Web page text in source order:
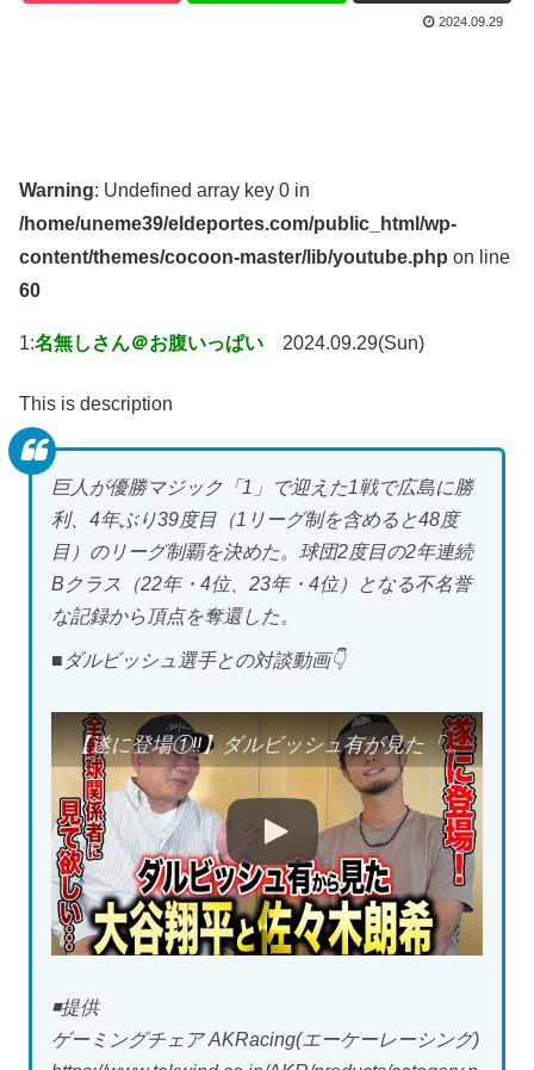
2024.09.29
Warning: Undefined array key 0 in
/home/uneme39/eldeportes.com/public_html/wp-
content/themes/cocoon-master/lib/youtube.php on line
60
1:名無しさん＠お腹いっぱい 2024.09.29(Sun)
This is description
巨人が優勝マジック「1」で迎えた1戦で広島に勝
利、4年ぶり39度目（1リーグ制を含めると48度
目）のリーグ制覇を決めた。球団2度目の2年連続
Bクラス（22年・4位、23年・4位）となる不名誉
な記録から頂点を奪還した。
■ダルビッシュ選手との対談動画👇
【遂に登場①!!】ダルビッシュ有が見た「大谷翔平」と「佐々木朗希」の可能性とダルビッシュの”人間力”
◾️提供
ゲーミングチェア AKRacing(エーケーレーシング)